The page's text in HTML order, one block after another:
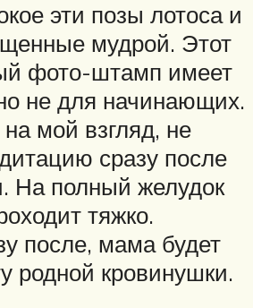
эти позы лотоса и
мудрой. Этот
фото-штамп имеет
не для начинающих.
мой взгляд, не
сразу после
На полный желудок
тяжко.
после, мама будет
родной кровинушки.